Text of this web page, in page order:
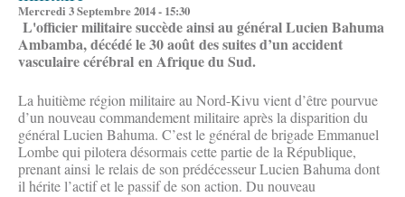
Mercredi 3 Septembre 2014 - 15:30
L'officier militaire succède ainsi au général Lucien Bahuma
Ambamba, décédé le 30 août des suites d’un accident
vasculaire cérébral en Afrique du Sud.
La huitième région militaire au Nord-Kivu vient d’être pourvue
d’un nouveau commandement militaire après la disparition du
général Lucien Bahuma. C’est le général de brigade Emmanuel
Lombe qui pilotera désormais cette partie de la République,
prenant ainsi le relais de son prédécesseur Lucien Bahuma dont
il hérite l’actif et le passif de son action. Du nouveau